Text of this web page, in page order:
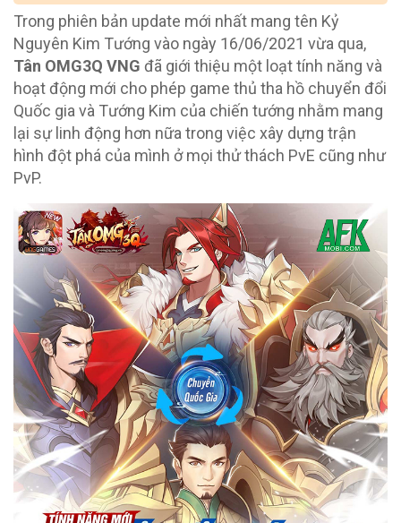
Trong phiên bản update mới nhất mang tên Kỷ
Nguyên Kim Tướng vào ngày 16/06/2021 vừa qua,
Tân OMG3Q VNG đã giới thiệu một loạt tính năng và
hoạt động mới cho phép game thủ tha hồ chuyển đổi
Quốc gia và Tướng Kim của chiến tướng nhằm mang
lại sự linh động hơn nữa trong việc xây dựng trận
hình đột phá của mình ở mọi thử thách PvE cũng như
PvP.